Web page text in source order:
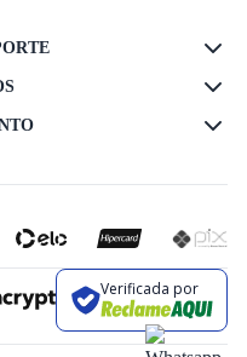
Verificada por